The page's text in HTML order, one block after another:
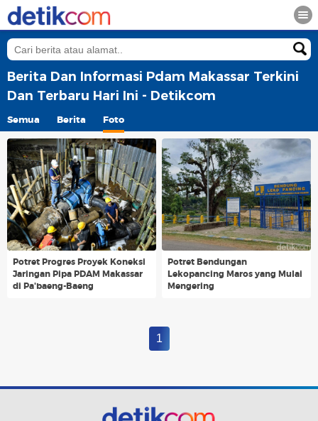
Berita Dan Informasi Pdam Makassar Terkini
Dan Terbaru Hari Ini - Detikcom
Semua Berita Foto
Potret Progres Proyek Koneksi
Jaringan Pipa PDAM Makassar
di Pa'baeng-Baeng
Potret Bendungan
Lekopancing Maros yang Mulai
Mengering
1